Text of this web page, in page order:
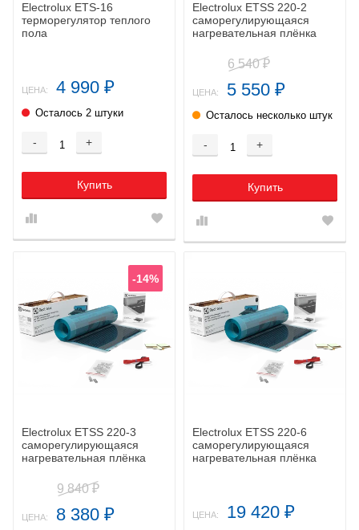
Electrolux ETS-16
терморегулятор теплого
пола
ЦЕНА: 4 990 ₽
Осталось 2 штуки
- +
Купить
Electrolux ETSS 220-2
саморегулирующаяся
нагревательная плёнка
6 540₽
ЦЕНА: 5 550 ₽
Осталось несколько штук
- +
Купить
-14%
Electrolux ETSS 220-3
саморегулирующаяся
нагревательная плёнка
9 840₽
ЦЕНА: 8 380 ₽
Electrolux ETSS 220-6
саморегулирующаяся
нагревательная плёнка
ЦЕНА: 19 420 ₽